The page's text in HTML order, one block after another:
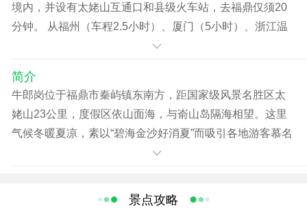
境内，并设有太姥山互通口和县级火车站，去福鼎仅须20
分钟。 从福州（车程2.5小时）、厦门（5小时）、浙江温
州（1.5小时）或上海（车程5小时）出发均可，全程高
6：00 ～ 18：00（每隔10分钟发车）13元 秦屿----太姥山
秦屿汽车站 6：30 ～ 17：30（每隔25分钟发车）7元 福
鼎------白琳 福鼎汽车南站 5：50 ～ 21：00（每隔10分钟
发车）10元 白琳------翠郊 白琳汽车站 5：50 ～ 18：
简介
牛郎岗位于福鼎市秦屿镇东南方，距国家级风景名胜区太
姥山23公里，度假区依山面海，与嵛山岛隔海相望。这里
气候冬暖夏凉，素以“碧海金沙好消夏”而吸引各地游客慕名
而至。牛郎岗海滨沙滩平坦、明净，环山绿树成荫，周围
光景区融为一体，分为海滨浴场区、高科技农业园区、垂
景点攻略